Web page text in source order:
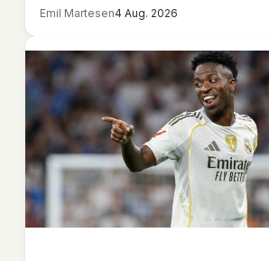
Emil Martesen4 Aug. 2026